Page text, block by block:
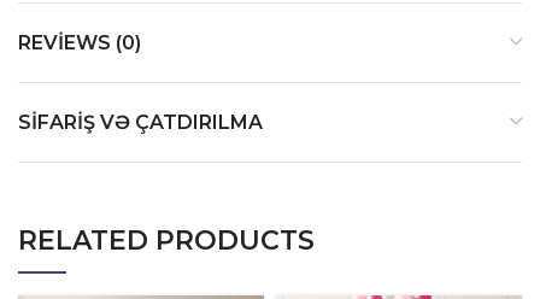
REVIEWS (0)
SIFARIŞ VƏ ÇATDIRILMA
RELATED PRODUCTS